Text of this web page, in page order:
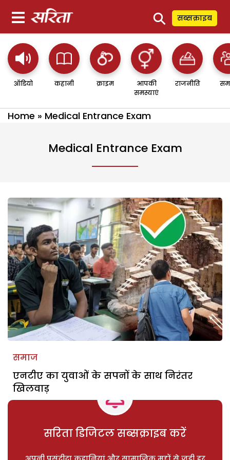
⚲ सब्सक्राइब
ऑडियो कहानी क्राइम
आपकी
समस्याएं
राजनीति
Home » Medical Entrance Exam
Medical Entrance Exam
समाज
एनटीए का युवाओं के सपनों के साथ निरंतर
खिलवाड़
सरिता डिजिटल सब्सक्राइब करें